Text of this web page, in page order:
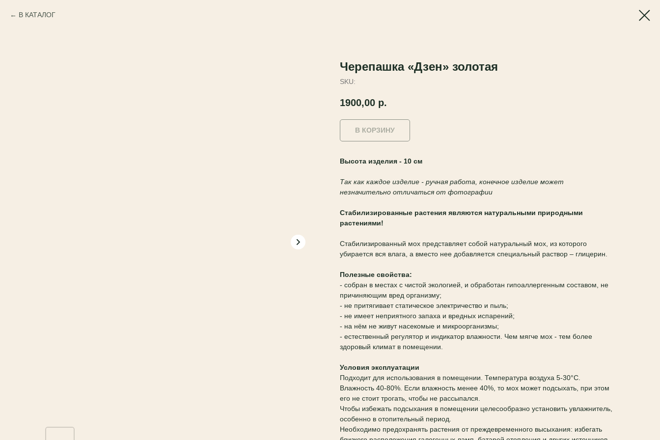
В КАТАЛОГ
Черепашка «Дзен» золотая
SKU:
1900,00 р.
В КОРЗИНУ
Высота изделия - 10 см
Так как каждое изделие - ручная работа, конечное изделие может
незначительно отличаться от фотографии
Стабилизированные растения являются натуральными природными
растениями!
Стабилизированный мох представляет собой натуральный мох, из которого
убирается вся влага, а вместо нее добавляется специальный раствор – глицерин.
Полезные свойства:
- собран в местах с чистой экологией, и обработан гипоаллергенным составом, не
причиняющим вред организму;
- не притягивает статическое электричество и пыль;
- не имеет неприятного запаха и вредных испарений;
- на нём не живут насекомые и микроорганизмы;
- естественный регулятор и индикатор влажности. Чем мягче мох - тем более
здоровый климат в помещении.
Условия эксплуатации
Подходит для использования в помещении. Температура воздуха 5-30°C.
Влажность 40-80%. Если влажность менее 40%, то мох может подсыхать, при этом
его не стоит трогать, чтобы не рассыпался.
Чтобы избежать подсыхания в помещении целесообразно установить увлажнитель,
особенно в отопительный период.
Необходимо предохранять растения от преждевременного высыхания: избегать